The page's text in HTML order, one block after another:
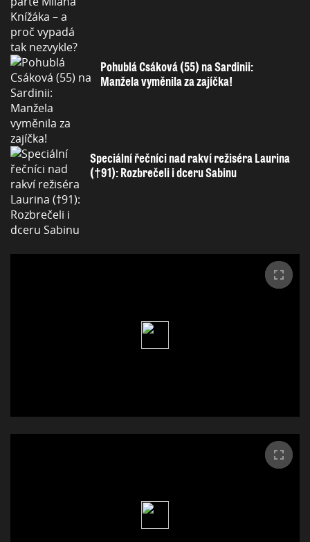
Pohublá Csáková (55) na Sardinii:
Manžela vyměnila za zajíčka!
Speciální řečníci nad rakví režiséra Laurina
(†91): Rozbrečeli i dceru Sabinu